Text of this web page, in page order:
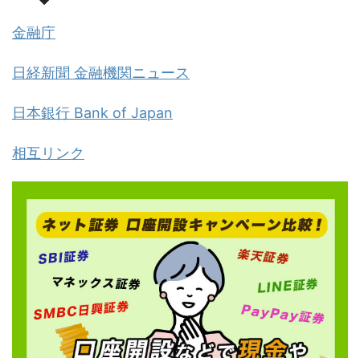
金融庁
日経新聞 金融機関ニュース
日本銀行 Bank of Japan
相互リンク